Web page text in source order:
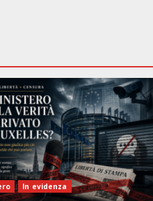
In evidenza